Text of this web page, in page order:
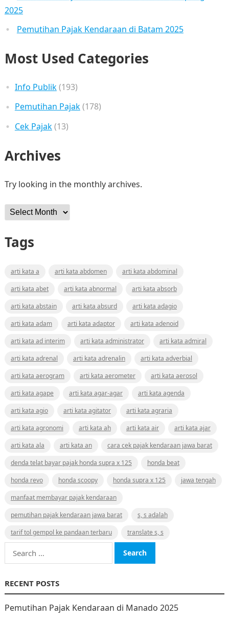
2025
Pemutihan Pajak Kendaraan di Batam 2025
Most Used Categories
Info Publik(193)
Pemutihan Pajak(178)
Cek Pajak(13)
Archives
Try looking in the monthly archives.
Archives
Tags
arti kata a arti kata abdomen
arti kata abdominal
arti kata abet
arti kata abnormal
arti kata absorb
arti kata abstain
arti kata absurd
arti kata adagio
arti kata adam
arti kata adaptor
arti kata adenoid
arti kata ad interim
arti kata administrator
arti kata admiral
arti kata adrenal
arti kata adrenalin
arti kata adverbial
arti kata aerogram
arti kata aerometer
arti kata aerosol
arti kata agape
arti kata agar-agar
arti kata agenda
arti kata agio
arti kata agitator
arti kata agraria
arti kata agronomi
arti kata ah arti kata air
arti kata ajar
arti kata ala
arti kata an
cara cek pajak kendaraan jawa barat
denda telat bayar pajak honda supra x 125
honda beat
honda revo
honda scoopy honda supra x 125
jawa tengah
manfaat membayar pajak kendaraan
pemutihan pajak kendaraan jawa barat
s, s adalah
tarif tol gempol ke pandaan terbaru
translate s, s
Search
for:
RECENT POSTS
Pemutihan Pajak Kendaraan di Manado 2025